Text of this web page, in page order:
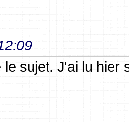
le sujet. J'ai lu hier